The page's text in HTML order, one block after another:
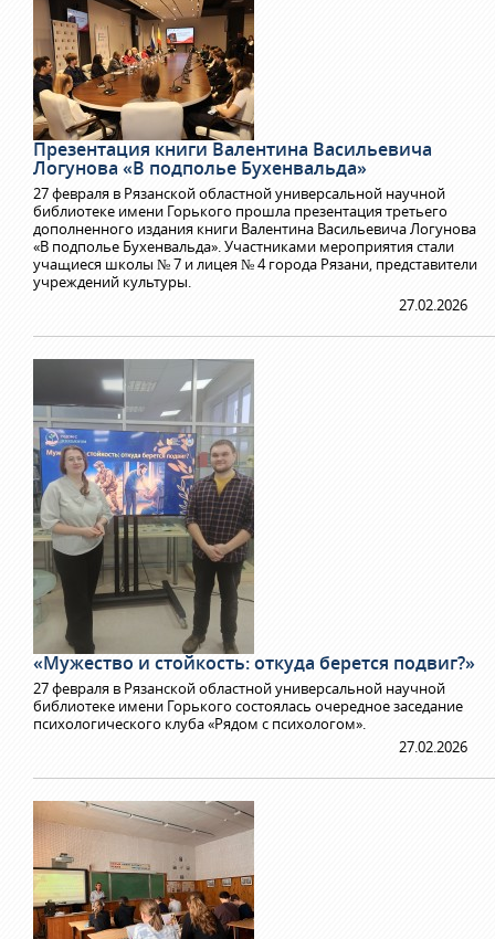
Презентация книги Валентина Васильевича
Логунова «В подполье Бухенвальда»
27 февраля в Рязанской областной универсальной научной
библиотеке имени Горького прошла презентация третьего
дополненного издания книги Валентина Васильевича Логунова
«В подполье Бухенвальда». Участниками мероприятия стали
учащиеся школы № 7 и лицея № 4 города Рязани, представители
учреждений культуры.
27.02.2026
«Мужество и стойкость: откуда берется подвиг?»
27 февраля в Рязанской областной универсальной научной
библиотеке имени Горького состоялась очередное заседание
психологического клуба «Рядом с психологом».
27.02.2026